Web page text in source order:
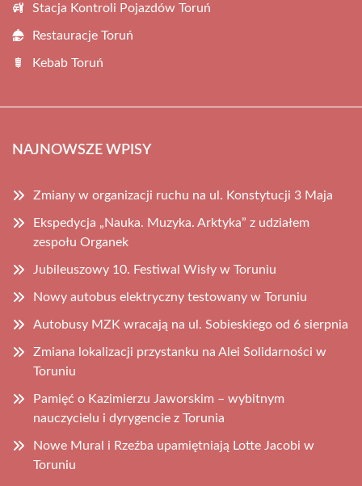
Stacja Kontroli Pojazdów Toruń
Restauracje Toruń
Kebab Toruń
NAJNOWSZE WPISY
Zmiany w organizacji ruchu na ul. Konstytucji 3 Maja
Ekspedycja „Nauka. Muzyka. Arktyka” z udziałem
zespołu Organek
Jubileuszowy 10. Festiwal Wisły w Toruniu
Nowy autobus elektryczny testowany w Toruniu
Autobusy MZK wracają na ul. Sobieskiego od 6 sierpnia
Zmiana lokalizacji przystanku na Alei Solidarności w
Toruniu
Pamięć o Kazimierzu Jaworskim – wybitnym
nauczycielu i dyrygencie z Torunia
Nowe Mural i Rzeźba upamiętniają Lotte Jacobi w
Toruniu